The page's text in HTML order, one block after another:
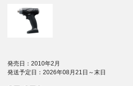
発売日：2010年2月
発送予定日：2026年08月21日～末日